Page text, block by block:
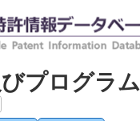
プログラム